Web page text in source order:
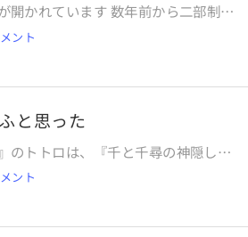
開かれています 数年前から二部制、
晩にだけ試合をするようになりまし
い日中を避けて夕方4時から開会式
がありました 昨日は、第一試合が
試合、第三試合は夕方以降になり
さけて試合が組まれます」といって
第二試合は昼13：30からです。 日
番高い、というのは常識です。 とい
間帯に試合をするわけです。 こ
い時間帯を避けるなら、第一試合の
ント
と思った
のトトロは、『千と千尋の神隠し』
と考えました。この考えについてど
在であることが共通点だと感じるか
ント